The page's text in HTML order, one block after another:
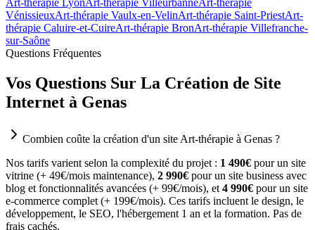
Art-thérapie LyonArt-thérapie VilleurbanneArt-thérapie
VénissieuxArt-thérapie Vaulx-en-VelinArt-thérapie Saint-PriestArt-
thérapie Caluire-et-CuireArt-thérapie BronArt-thérapie Villefranche-
sur-Saône
Questions Fréquentes
Vos Questions Sur La Création de Site
Internet à Genas
Combien coûte la création d'un site Art-thérapie à Genas ?
Nos tarifs varient selon la complexité du projet : 1 490€ pour un site
vitrine (+ 49€/mois maintenance), 2 990€ pour un site business avec
blog et fonctionnalités avancées (+ 99€/mois), et 4 990€ pour un site
e-commerce complet (+ 199€/mois). Ces tarifs incluent le design, le
développement, le SEO, l'hébergement 1 an et la formation. Pas de
frais cachés.